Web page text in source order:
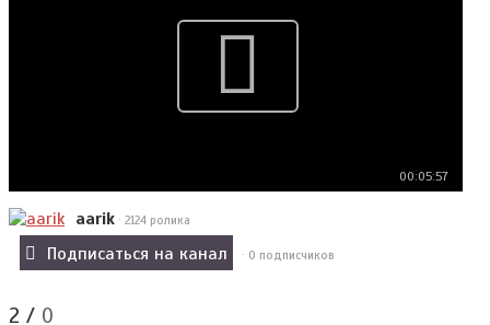
00:05:57
aarik · 2124 ролика
Подписаться на канал · 0 подписчиков
2 / 0